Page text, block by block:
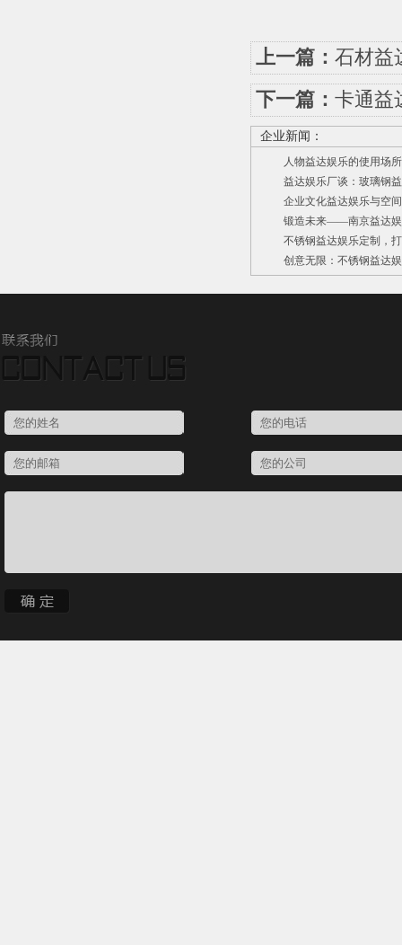
上一篇： 石材益
下一篇： 卡通益
企业新闻：
人物益达娱乐的使用场
益达娱乐厂谈：玻璃钢
企业文化益达娱乐与空
锻造未来——南京益达娱
不锈钢益达娱乐定制，
创意无限：不锈钢益达